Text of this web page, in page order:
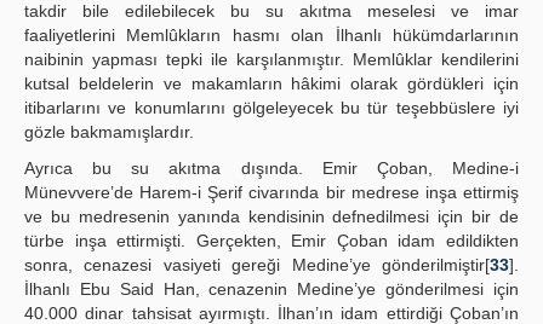
takdir bile edilebilecek bu su akıtma meselesi ve imar
faaliyetlerini Memlûkların hasmı olan İlhanlı hükümdarlarının
naibinin yapması tepki ile karşılanmıştır. Memlûklar kendilerini
kutsal beldelerin ve makamların hâkimi olarak gördükleri için
itibarlarını ve konumlarını gölgeleyecek bu tür teşebbüslere iyi
gözle bakmamışlardır.
Ayrıca bu su akıtma dışında. Emir Çoban, Medine-i
Münevvere’de Harem-i Şerif civarında bir medrese inşa ettirmiş
ve bu medresenin yanında kendisinin defnedilmesi için bir de
türbe inşa ettirmişti. Gerçekten, Emir Çoban idam edildikten
sonra, cenazesi vasiyeti gereği Medine’ye gönderilmiştir[33].
İlhanlı Ebu Said Han, cenazenin Medine’ye gönderilmesi için
40.000 dinar tahsisat ayırmıştı. İlhan’ın idam ettirdiği Çoban’ın